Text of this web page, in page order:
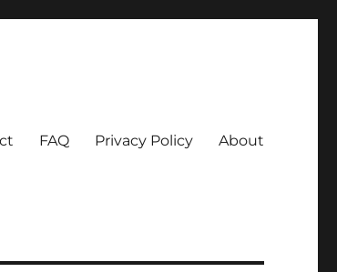
FAQ Privacy Policy About